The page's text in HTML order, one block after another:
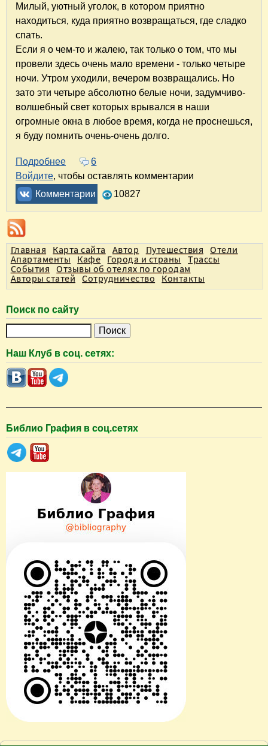
Милый, уютный уголок, в котором приятно
находиться, куда приятно возвращаться, где сладко
спать.
Если я о чем-то и жалею, так только о том, что мы
провели здесь очень мало времени - только четыре
ночи. Утром уходили, вечером возвращались. Но
зато эти четыре абсолютно белые ночи, задумчиво-
волшебный свет которых врывался в наши
огромные окна в любое время, когда не проснешься,
я буду помнить очень-очень долго.
Подробнее о Гостевой дом "Солнечный" в
6
Войдите, чтобы оставлять комментарии
Комментарии
10827
Главная Карта сайта Автор Путешествия
Отели
Апартаменты Кафе Города и страны Трассы
События Отзывы об отелях по городам
Авторы статей Сотрудничество Контакты
Поиск по сайту
и
с
к
Наш Клуб в соц. сетях:
Библио Графия в соц.сетях